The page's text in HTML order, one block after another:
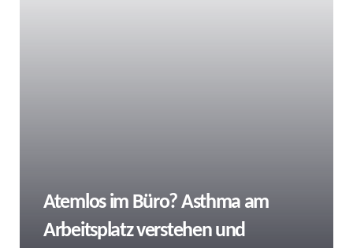
Atemlos im Büro? Asthma am
Arbeitsplatz verstehen und